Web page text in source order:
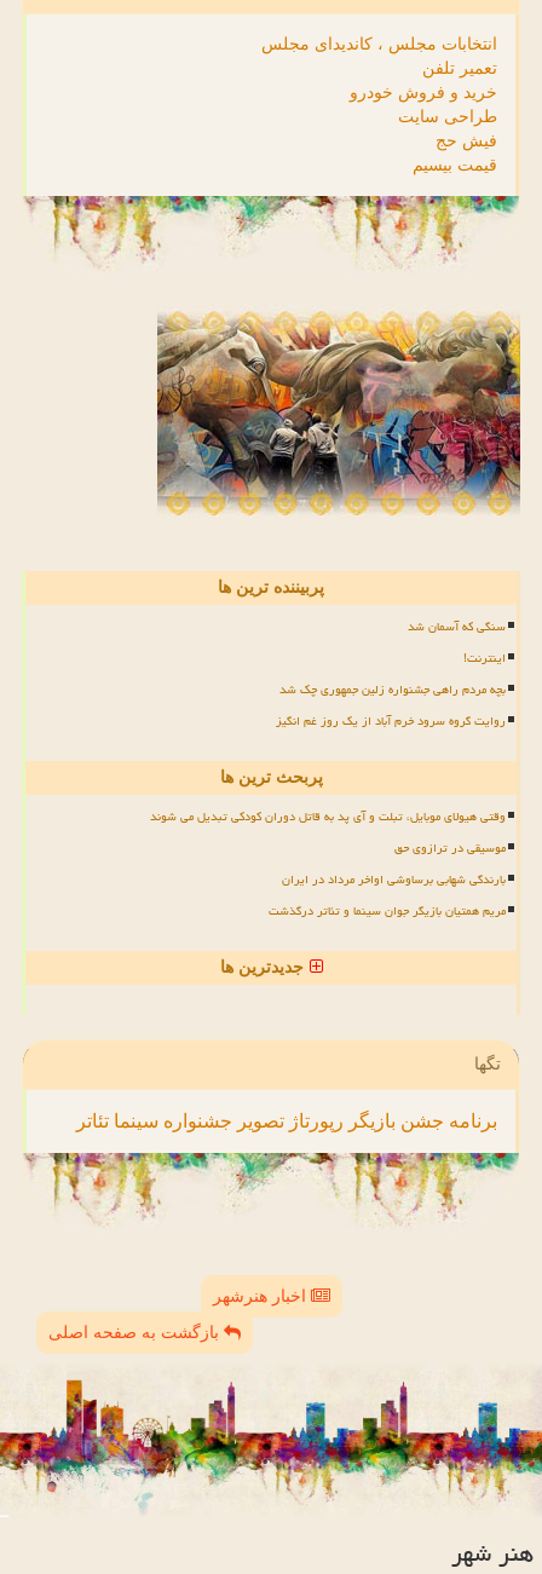
انتخابات مجلس ، کاندیدای مجلس
تعمیر تلفن
خرید و فروش خودرو
طراحی سایت
فیش حج
قیمت بیسیم
پربیننده ترین ها
سنگی که آسمان شد
اینترنت!
بچه مردم راهی جشنواره زلین جمهوری چک شد
روایت گروه سرود خرم آباد از یک روز غم انگیز
پربحث ترین ها
وقتی هیولای موبایل، تبلت و آی پد به قاتل دوران کودکی تبدیل می شوند
موسیقی در ترازوی حق
بارندگی شهابی برساوشی اواخر مرداد در ایران
مریم همتیان بازیگر جوان سینما و تئاتر درگذشت
جدیدترین ها
تگها
برنامه جشن بازیگر رپورتاژ تصویر جشنواره سینما تئاتر
اخبار هنرشهر
بازگشت به صفحه اصلی
هنر شهر